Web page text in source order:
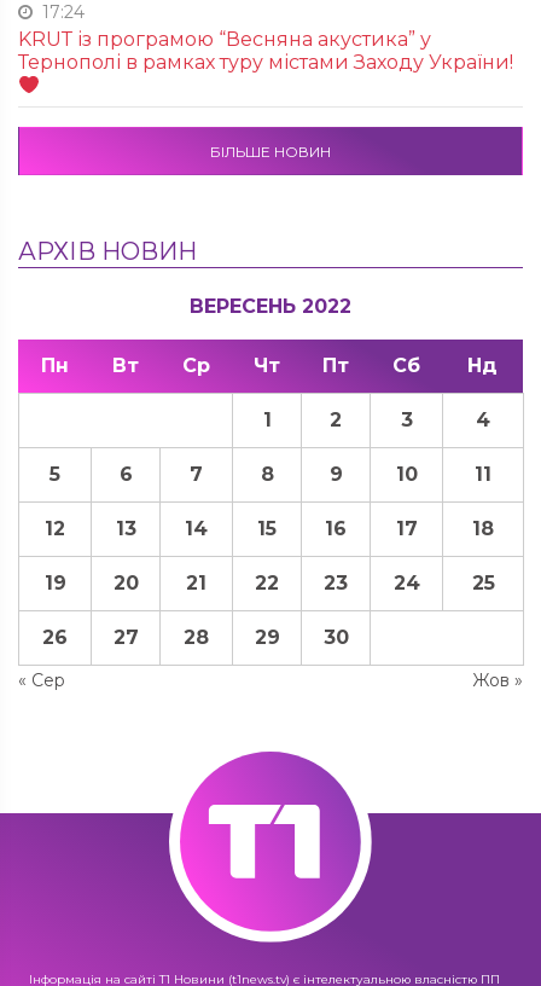
17:24
KRUТ із програмою “Весняна акустика” у
Тернополі в рамках туру містами Заходу України!
БІЛЬШЕ НОВИН
АРХІВ НОВИН
ВЕРЕСЕНЬ 2022
Пн Вт Ср Чт Пт Сб Нд
« Сер Жов »
1 2 3 4
5 6 7 8 9 10 11
12 13 14 15 16 17 18
19 20 21 22 23 24 25
26 27 28 29 30
Інформація на сайті Т1 Новини (t1news.tv) є інтелектуальною власністю ПП